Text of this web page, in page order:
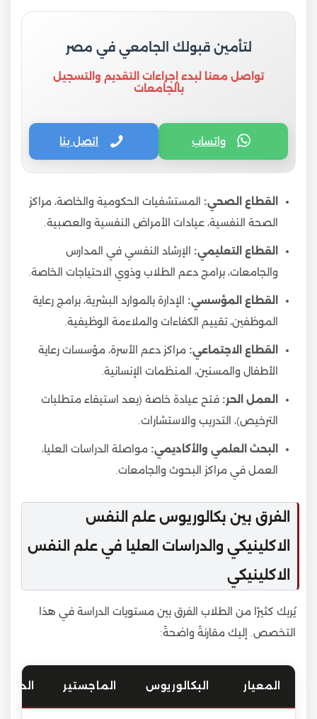
لتأمين قبولك الجامعي في مصر
تواصل معنا لبدء إجراءات التقديم والتسجيل
بالجامعات
واتساب اتصل بنا
القطاع الصحي: المستشفيات الحكومية والخاصة، مراكز
الصحة النفسية، عيادات الأمراض النفسية والعصبية.
القطاع التعليمي: الإرشاد النفسي في المدارس
والجامعات، برامج دعم الطلاب وذوي الاحتياجات الخاصة.
القطاع المؤسسي: الإدارة بالموارد البشرية، برامج رعاية
الموظفين، تقييم الكفاءات والملاءمة الوظيفية.
القطاع الاجتماعي: مراكز دعم الأسرة، مؤسسات رعاية
الأطفال والمسنين، المنظمات الإنسانية.
العمل الحر: فتح عيادة خاصة (بعد استيفاء متطلبات
الترخيص)، التدريب والاستشارات.
البحث العلمي والأكاديمي: مواصلة الدراسات العليا،
العمل في مراكز البحوث والجامعات.
الفرق بين بكالوريوس علم النفس
الاكلينيكي والدراسات العليا في علم النفس
الاكلينيكي
يُربك كثيرًا من الطلاب الفرق بين مستويات الدراسة في هذا
التخصص. إليك مقارنةً واضحةً:
المعيار البكالوريوس الماجستير